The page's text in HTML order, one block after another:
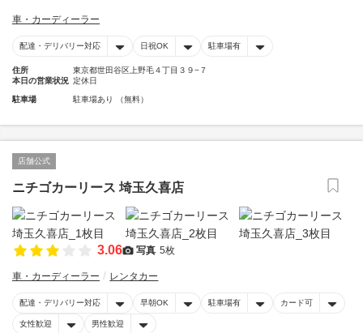
車・カーディーラー
配達・デリバリー対応 日祝OK 駐車場有
住所
東京都世田谷区上野毛４丁目３９−７
本日の営業状況 定休日
駐車場 駐車場あり （無料）
店舗公式
ニチゴカーリース 埼玉久喜店
3.06 写真 5枚
車・カーディーラー レンタカー
配達・デリバリー対応 早朝OK 駐車場有 カード可
女性歓迎 男性歓迎